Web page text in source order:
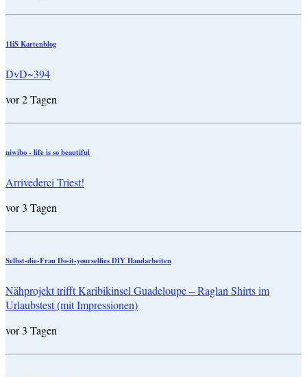
11iS Kartenblog
DvD~394
vor 2 Tagen
niwibo - life is so beautiful
Arrivederci Triest!
vor 3 Tagen
Selbst-die-Frau Do-it-yourselfies DIY Handarbeiten
Nähprojekt trifft Karibikinsel Guadeloupe – Raglan Shirts im
Urlaubstest (mit Impressionen)
vor 3 Tagen